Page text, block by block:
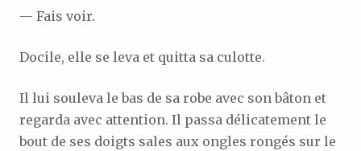
— Fais voir.
Docile, elle se leva et quitta sa culotte.
Il lui souleva le bas de sa robe avec son bâton et
regarda avec attention. Il passa délicatement le
bout de ses doigts sales aux ongles rongés sur le